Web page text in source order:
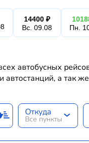
14400 ₽
Вс. 09.08
Пн.
автобусных
автостанций, а так
Откуда
Все пункты